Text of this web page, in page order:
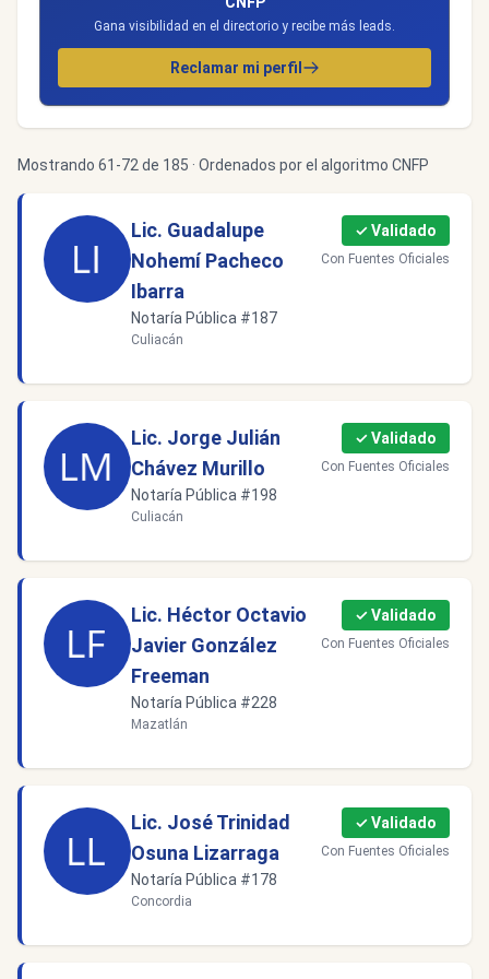
Gana visibilidad en el directorio y recibe más leads.
Reclamar mi perfil
Mostrando 61-72 de 185 · Ordenados por el algoritmo CNFP
Lic. Guadalupe
Nohemí Pacheco
Ibarra
Notaría Pública #187
Culiacán
✓ Validado
Con Fuentes Oficiales
Lic. Jorge Julián
Chávez Murillo
Notaría Pública #198
Culiacán
✓ Validado
Con Fuentes Oficiales
Lic. Héctor Octavio
Javier González
Freeman
Notaría Pública #228
Mazatlán
✓ Validado
Con Fuentes Oficiales
Lic. José Trinidad
Osuna Lizarraga
Notaría Pública #178
Concordia
✓ Validado
Con Fuentes Oficiales